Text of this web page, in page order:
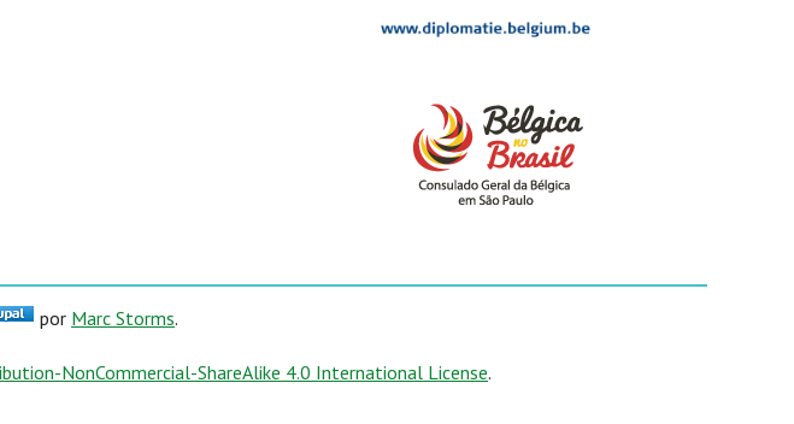
por Marc Storms.
NonCommercial-ShareAlike 4.0 International License.